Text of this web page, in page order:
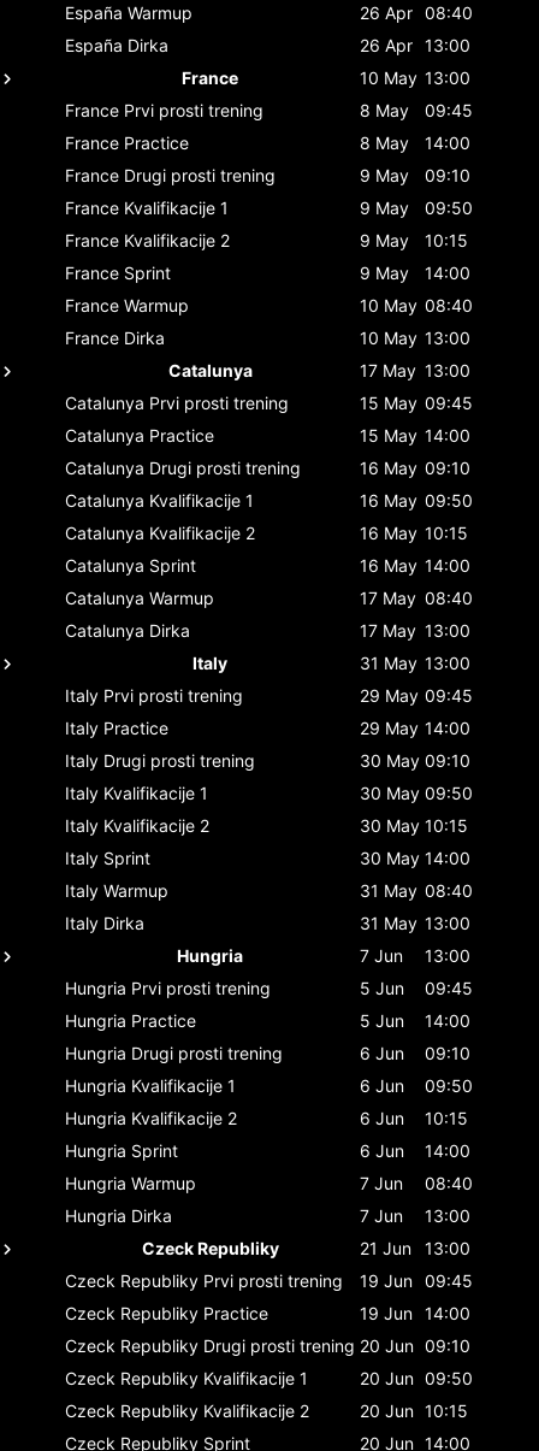
España Warmup 26 Apr 08:40
España Dirka 26 Apr 13:00
France
10 May 13:00
France Prvi prosti trening 8 May
09:45
France Practice 8 May
14:00
France Drugi prosti trening 9 May
09:10
France Kvalifikacije 1 9 May
09:50
France Kvalifikacije 2 9 May
10:15
France Sprint 9 May
14:00
France Warmup 10 May 08:40
France Dirka 10 May 13:00
Catalunya
17 May 13:00
Catalunya Prvi prosti trening 15 May 09:45
Catalunya Practice 15 May 14:00
Catalunya Drugi prosti trening 16 May 09:10
Catalunya Kvalifikacije 1 16 May 09:50
Catalunya Kvalifikacije 2 16 May 10:15
Catalunya Sprint 16 May 14:00
Catalunya Warmup 17 May 08:40
Catalunya Dirka 17 May 13:00
Italy
31 May 13:00
Italy Prvi prosti trening 29 May 09:45
Italy Practice 29 May 14:00
Italy Drugi prosti trening 30 May 09:10
Italy Kvalifikacije 1 30 May 09:50
Italy Kvalifikacije 2 30 May 10:15
Italy Sprint 30 May 14:00
Italy Warmup 31 May 08:40
Italy Dirka 31 May 13:00
Hungria
7 Jun
13:00
Hungria Prvi prosti trening 5 Jun
09:45
Hungria Practice 5 Jun
14:00
Hungria Drugi prosti trening 6 Jun
09:10
Hungria Kvalifikacije 1 6 Jun
09:50
Hungria Kvalifikacije 2 6 Jun
10:15
Hungria Sprint 6 Jun
14:00
Hungria Warmup 7 Jun
08:40
Hungria Dirka 7 Jun
13:00
Czeck Republiky
21 Jun
13:00
Czeck Republiky Prvi prosti trening 19 Jun 09:45
Czeck Republiky Practice 19 Jun 14:00
Czeck Republiky Drugi prosti trening 20 Jun 09:10
Czeck Republiky Kvalifikacije 1 20 Jun 09:50
Czeck Republiky Kvalifikacije 2 20 Jun 10:15
Czeck Republiky Sprint 20 Jun 14:00